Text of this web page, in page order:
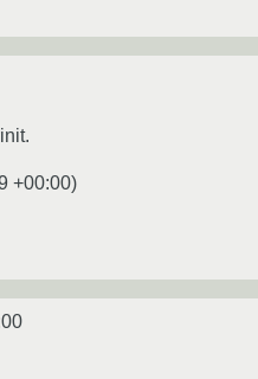
+00:00)